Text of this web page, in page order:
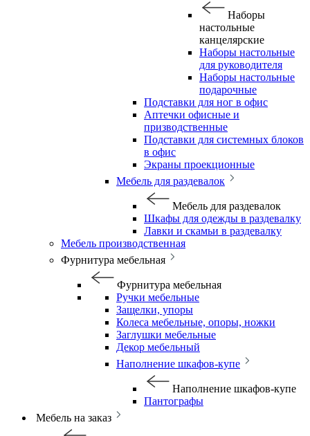
Наборы
настольные
канцелярские
Наборы настольные
для руководителя
Наборы настольные
подарочные
Подставки для ног в офис
Аптечки офисные и
призводственные
Подставки для системных блоков
в офис
Экраны проекционные
Мебель для раздевалок
Мебель для раздевалок
Шкафы для одежды в раздевалку
Лавки и скамьи в раздевалку
Мебель производственная
Фурнитура мебельная
Фурнитура мебельная
Ручки мебельные
Защелки, упоры
Колеса мебельные, опоры, ножки
Заглушки мебельные
Декор мебельный
Наполнение шкафов-купе
Наполнение шкафов-купе
Пантографы
Мебель на заказ